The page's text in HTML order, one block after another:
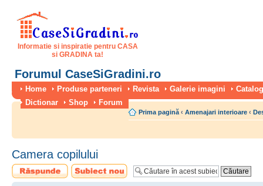
Informatie si inspiratie pentru CASA
si GRADINA ta!
Forumul CaseSiGradini.ro
Home Produse parteneri Revista Galerie imagini
Dictionar
Shop Forum
Prima pagină ‹ Amenajari interioare ‹
Camera copilului
Scrie un răspuns
Scrie un subiect
nou